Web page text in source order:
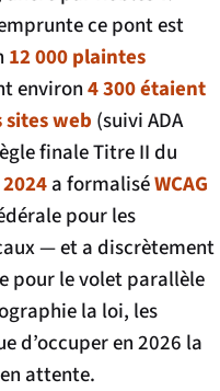
ce pont est
12 000 plaintes
environ4 300 étaient
sites web (suivi ADA
finale Titre II du
a formaliséWCAG
pour les
— et a discrètement
pour le volet parallèle
la loi, les
d’occuper en 2026 la
attente.